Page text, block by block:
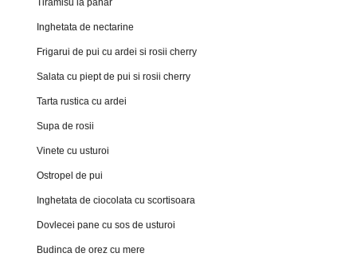
Tiramisu la pahar
Inghetata de nectarine
Frigarui de pui cu ardei si rosii cherry
Salata cu piept de pui si rosii cherry
Tarta rustica cu ardei
Supa de rosii
Vinete cu usturoi
Ostropel de pui
Inghetata de ciocolata cu scortisoara
Dovlecei pane cu sos de usturoi
Budinca de orez cu mere